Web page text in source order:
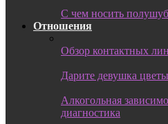
С чем носить
Отношения
Обзор контактных
Дарите девушка
Алкогольная
диагностика